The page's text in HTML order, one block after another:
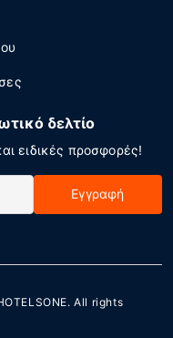
δελτίο
ειδικές προσφορές!
Εγγραφή
. All rights